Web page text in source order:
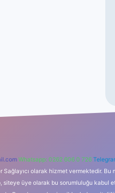
Whatsapp: 0262 606 0 726
Sağlayıcı olarak hizmet vermektedir.
üye olarak bu sorumluluğu kabul